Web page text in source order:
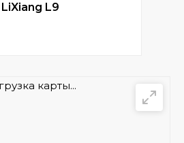
LiXiang L9
карты...